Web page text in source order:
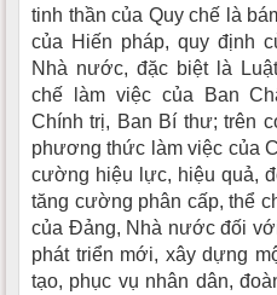
tinh thần của Quy chế là
của Hiến pháp, quy định
Nhà nước, đặc biệt là
chế làm việc của Ban
Chính trị, Ban Bí thư; trên
phương thức làm việc của
cường hiệu lực, hiệu quả,
tăng cường phân cấp, thể
của Đảng, Nhà nước đối
phát triển mới, xây dựng
tạo, phục vụ nhân dân,